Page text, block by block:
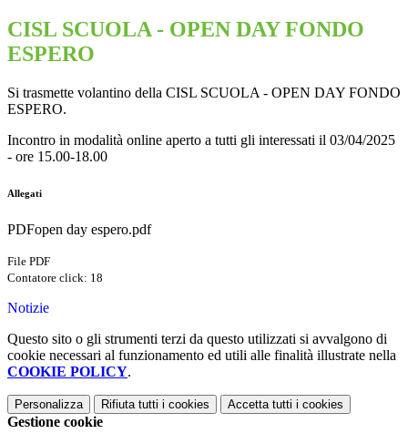
CISL SCUOLA - OPEN DAY FONDO
ESPERO
Si trasmette volantino della CISL SCUOLA - OPEN DAY FONDO
ESPERO.
Incontro in modalità online aperto a tutti gli interessati il 03/04/2025
- ore 15.00-18.00
Allegati
PDFopen day espero.pdf
File PDF
Contatore click: 18
Notizie
Questo sito o gli strumenti terzi da questo utilizzati si avvalgono di
cookie necessari al funzionamento ed utili alle finalità illustrate nella
COOKIE POLICY.
Personalizza Rifiuta tutti i cookies Accetta tutti i cookies
Gestione cookie